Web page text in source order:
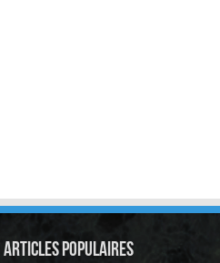
Articles Populaires